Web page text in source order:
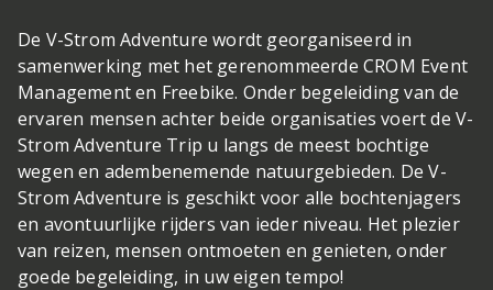
De V-Strom Adventure wordt georganiseerd in
samenwerking met het gerenommeerde CROM Event
Management en Freebike. Onder begeleiding van de
ervaren mensen achter beide organisaties voert de V-
Strom Adventure Trip u langs de meest bochtige
wegen en adembenemende natuurgebieden. De V-
Strom Adventure is geschikt voor alle bochtenjagers
en avontuurlijke rijders van ieder niveau. Het plezier
van reizen, mensen ontmoeten en genieten, onder
goede begeleiding, in uw eigen tempo!